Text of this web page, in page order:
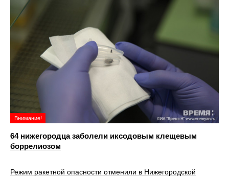
Внимание!
64 нижегородца заболели иксодовым клещевым
боррелиозом
Режим ракетной опасности отменили в Нижегородской